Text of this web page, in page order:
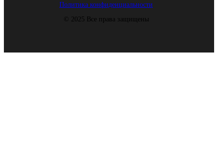
Политика конфиденциальности
© 2025 Все права защищены